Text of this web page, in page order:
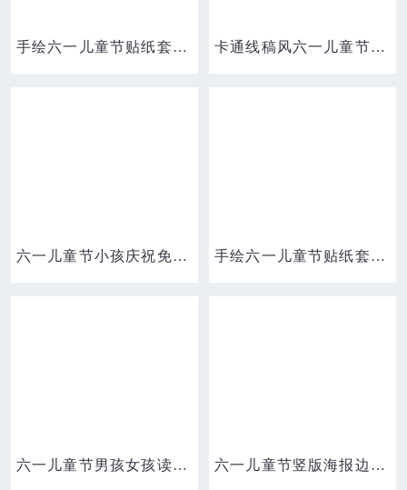
手绘六一儿童节贴纸套图之六一节快乐免抠元素 卡通线稿风六一儿童节手绘纸飞机节日元素
六一儿童节小孩庆祝免抠元素 手绘六一儿童节贴纸套图之儿童节飞机横幅免抠元素
六一儿童节男孩女孩读书讨论学习看书元素 六一儿童节竖版海报边框免抠元素